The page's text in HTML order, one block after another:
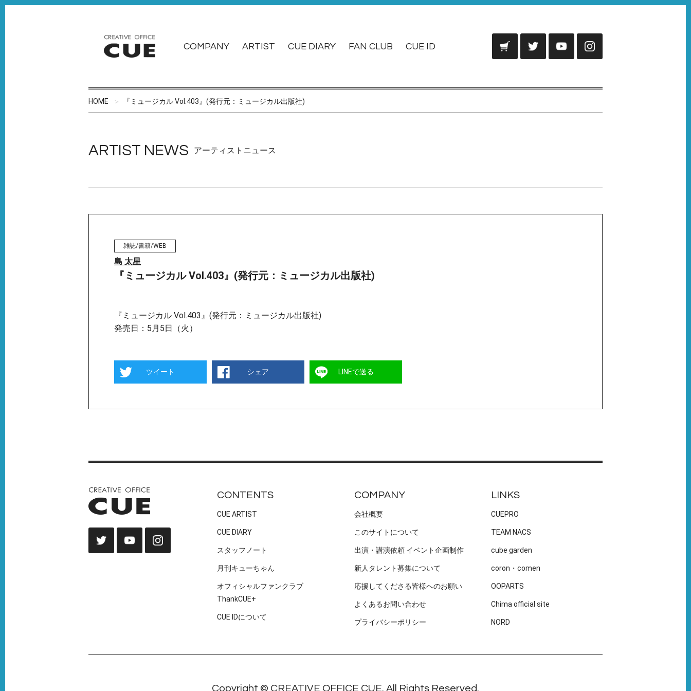
COMPANY ARTIST CUE DIARY FAN CLUB CUE ID
HOME 『ミュージカル Vol.403』(発行元：ミュージカル出版社)
ARTIST NEWS アーティストニュース
雑誌/書籍/WEB
島 太星
『ミュージカル Vol.403』(発行元：ミュージカル出版社)
『ミュージカル Vol.403』(発行元：ミュージカル出版社)
発売日：5月5日（火）
ツイート シェア LINEで送る
CONTENTS
CUE ARTIST
CUE DIARY
スタッフノート
月刊キューちゃん
オフィシャルファンクラブ
ThankCUE+
CUE IDについて
COMPANY
会社概要
このサイトについて
出演・講演依頼 イベント企画制作
新人タレント募集について
応援してくださる皆様へのお願い
よくあるお問い合わせ
プライバシーポリシー
LINKS
CUEPRO
TEAM NACS
cube garden
coron・comen
OOPARTS
Chima official site
NORD
Copyright © CREATIVE OFFICE CUE. All Rights Reserved.